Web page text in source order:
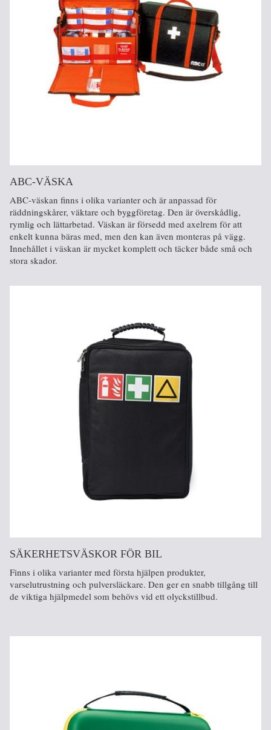
ABC-VÄSKA
ABC-väskan finns i olika varianter och är anpassad för
räddningskårer, väktare och byggföretag. Den är överskådlig,
rymlig och lättarbetad. Väskan är försedd med axelrem för att
enkelt kunna bäras med, men den kan även monteras på vägg.
Innehållet i väskan är mycket komplett och täcker både små och
stora skador.
SÄKERHETSVÄSKOR FÖR BIL
Finns i olika varianter med första hjälpen produkter,
varselutrustning och pulversläckare. Den ger en snabb tillgång till
de viktiga hjälpmedel som behövs vid ett olyckstillbud.